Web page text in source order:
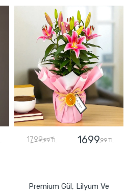
1799,99 TL 1699,99 TL
Premium Gül, Lilyum Ve